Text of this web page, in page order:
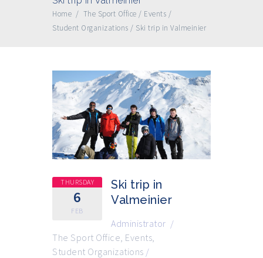
Home / The Sport Office / Events /
Student Organizations / Ski trip in Valmeinier
THURSDAY
6
FEB
Ski trip in
Valmeinier
Administrator /
The Sport Office Events
Student Organizations /